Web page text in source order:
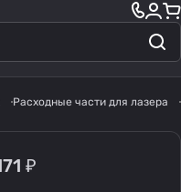
Расходные части для лазера
₽